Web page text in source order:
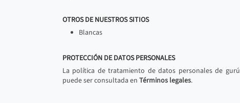
OTROS DE NUESTROS SITIOS
Blancas
PROTECCIÓN DE DATOS PERSONALES
La política de tratamiento de datos personales de gurú
puede ser consultada en Términos legales.